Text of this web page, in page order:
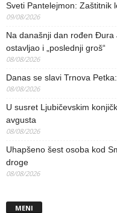
Sveti Pantelejmon: Zaštitnik
09/08/2026
Na današnji dan rođen Đura
ostavljao i „poslednji groš“
08/08/2026
Danas se slavi Trnova
08/08/2026
U susret Ljubičevskim
avgusta
08/08/2026
Uhapšeno šest osoba kod
droge
08/08/2026
MENI